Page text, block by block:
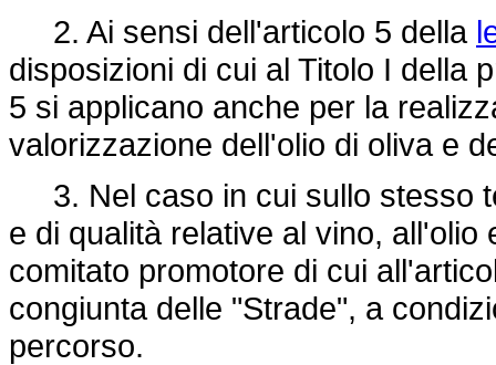
2. Ai sensi dell'articolo 5 della
disposizioni di cui al Titolo I della
5 si applicano anche per la
valorizzazione dell'olio di oliva e
3. Nel caso in cui sullo stesso
e di qualità relative al vino,
comitato promotore di cui
congiunta delle "Strade", a
percorso.